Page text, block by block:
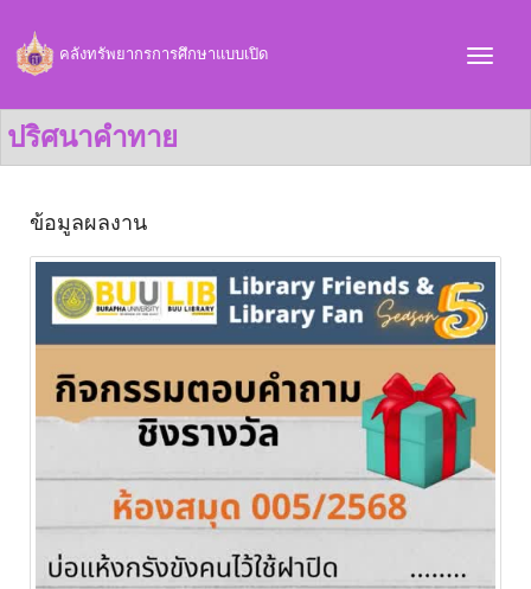
คลังทรัพยากรการศึกษาแบบเปิด
ปริศนาคำทาย
ข้อมูลผลงาน